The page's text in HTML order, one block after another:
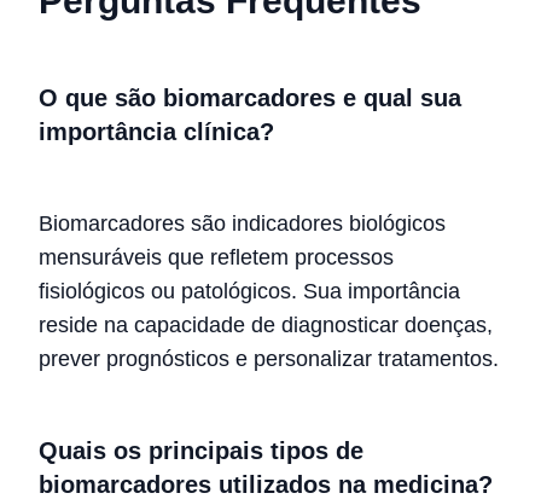
O que são biomarcadores e qual sua
importância clínica?
Biomarcadores são indicadores biológicos
mensuráveis que refletem processos
fisiológicos ou patológicos. Sua importância
reside na capacidade de diagnosticar doenças,
prever prognósticos e personalizar tratamentos.
Quais os principais tipos de
biomarcadores utilizados na medicina?